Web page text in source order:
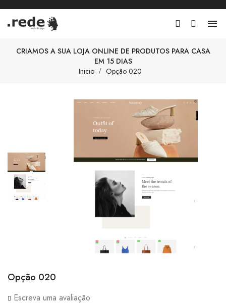

CRIAMOS A SUA LOJA ONLINE DE PRODUTOS PARA CASA
EM 15 DIAS
Inicio
Opção 020
Opção 020
Escreva uma avaliação